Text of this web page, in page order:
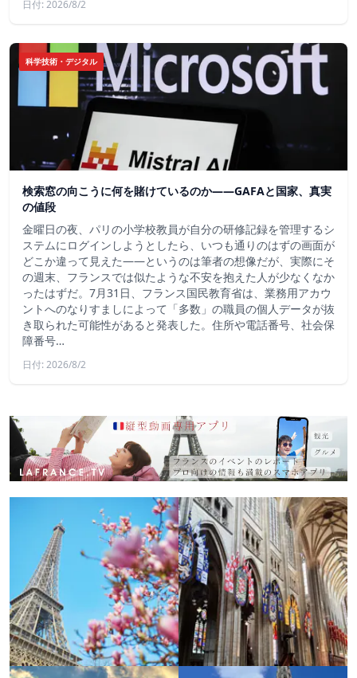
日付: 2026/8/2
科学技術・デジタル
検索窓の向こうに何を賭けているのか——GAFAと国家、真実
の値段
金曜日の夜、パリの小学校教員が自分の研修記録を管理するシ
ステムにログインしようとしたら、いつも通りのはずの画面が
どこか違って見えた——というのは筆者の想像だが、実際にそ
の週末、フランスでは似たような不安を抱えた人が少なくなか
ったはずだ。7月31日、フランス国民教育省は、業務用アカウ
ントへのなりすましによって「多数」の職員の個人データが抜
き取られた可能性があると発表した。住所や電話番号、社会保
障番号…
日付: 2026/8/2